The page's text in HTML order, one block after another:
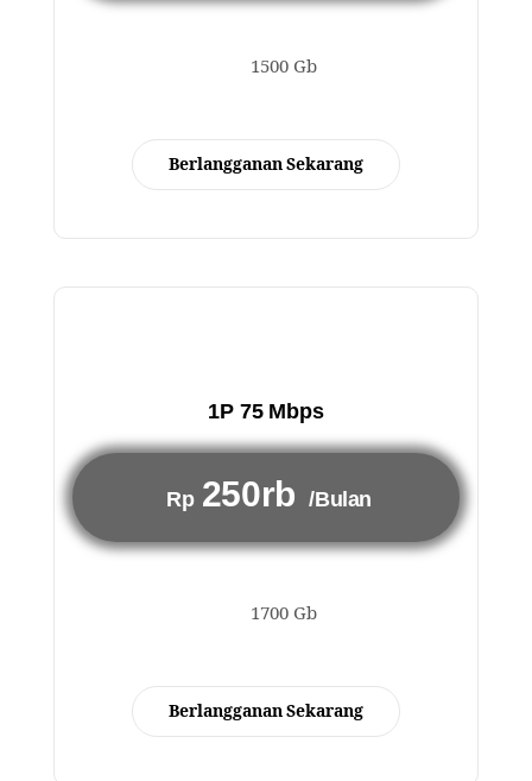
1500 Gb
Berlangganan Sekarang
1P 75 Mbps
Rp 250rb /Bulan
1700 Gb
Berlangganan Sekarang